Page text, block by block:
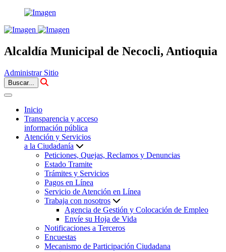
Alcaldía Municipal de Necocli, Antioquia
Administrar Sitio
Buscar...
Inicio
Transparencia y acceso
información pública
Atención y Servicios
a la Ciudadanía
Peticiones, Quejas, Reclamos y Denuncias
Estado Tramite
Trámites y Servicios
Pagos en Línea
Servicio de Atención en Línea
Trabaja con nosotros
Agencia de Gestión y Colocación de Empleo
Envíe su Hoja de Vida
Notificaciones a Terceros
Encuestas
Mecanismo de Participación Ciudadana